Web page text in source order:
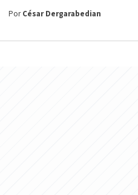
PorCésar Dergarabedian